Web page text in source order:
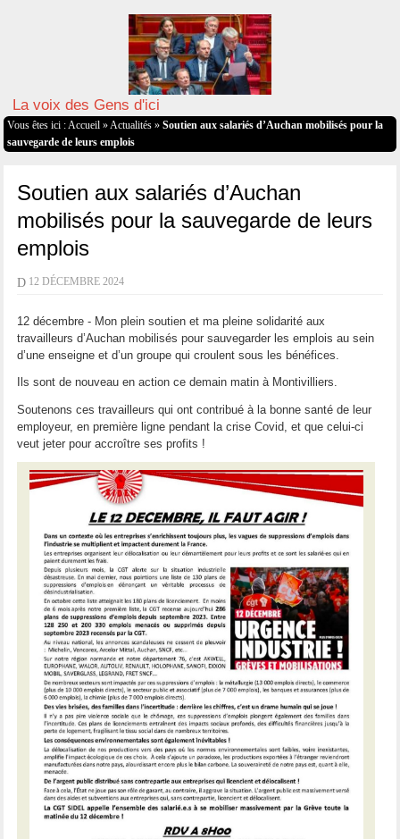
La voix des Gens d'ici
Vous êtes ici : Accueil » Actualités» Soutien aux salariés d’Auchan mobilisés pour la
sauvegarde de leurs emplois
Soutien aux salariés d’Auchan
mobilisés pour la sauvegarde de leurs
emplois
D 12 DÉCEMBRE 2024
12 décembre - Mon plein soutien et ma pleine solidarité aux
travailleurs d’Auchan mobilisés pour sauvegarder les emplois au sein
d’une enseigne et d’un groupe qui croulent sous les bénéfices.
Ils sont de nouveau en action ce demain matin à Montivilliers.
Soutenons ces travailleurs qui ont contribué à la bonne santé de leur
employeur, en première ligne pendant la crise Covid, et que celui-ci
veut jeter pour accroître ses profits !